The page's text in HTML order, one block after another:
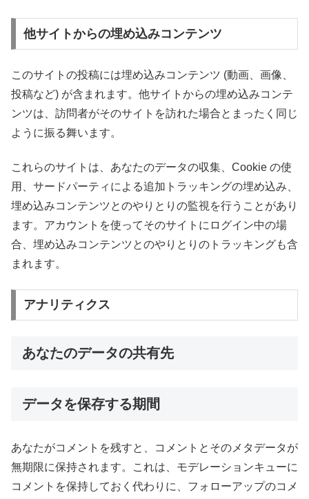
他サイトからの埋め込みコンテンツ
このサイトの投稿には埋め込みコンテンツ (動画、画像、
投稿など) が含まれます。他サイトからの埋め込みコンテ
ンツは、訪問者がそのサイトを訪れた場合とまったく同じ
ように振る舞います。
これらのサイトは、あなたのデータの収集、Cookie の使
用、サードパーティによる追加トラッキングの埋め込み、
埋め込みコンテンツとのやりとりの監視を行うことがあり
ます。アカウントを使ってそのサイトにログイン中の場
合、埋め込みコンテンツとのやりとりのトラッキングも含
まれます。
アナリティクス
あなたのデータの共有先
データを保存する期間
あなたがコメントを残すと、コメントとそのメタデータが
無期限に保持されます。これは、モデレーションキューに
コメントを保持しておく代わりに、フォローアップのコメ